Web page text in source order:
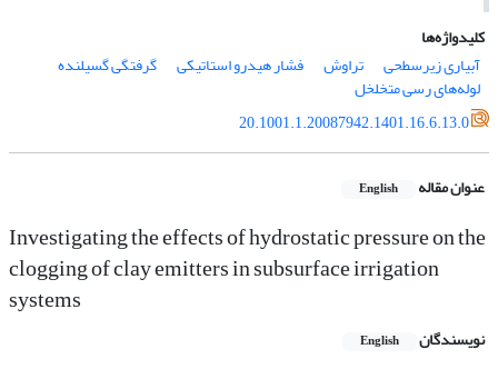
کلیدواژه‌ها
آبیاری زیرسطحی
تراوش فشار هیدرو استاتیکی گرفتگی گسیلنده
لوله‌های رسی متخلخل
20.1001.1.20087942.1401.16.6.13.0
عنوان مقاله English
Investigating the effects of hydrostatic pressure on the
clogging of clay emitters in subsurface irrigation
systems
نویسندگان English